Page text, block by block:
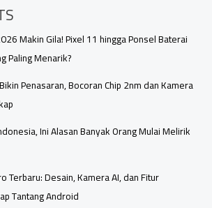
Makin Gila! Pixel 11 hingga Ponsel Baterai
Paling Menarik?
Penasaran, Bocoran Chip 2nm dan Kamera
Ini Alasan Banyak Orang Mulai Melirik
Terbaru: Desain, Kamera AI, dan Fitur
Tantang Android